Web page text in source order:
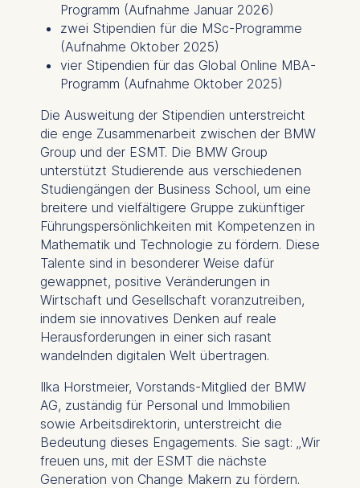
Programm (Aufnahme Januar 2026)
zwei Stipendien für die MSc-Programme
(Aufnahme Oktober 2025)
vier Stipendien für das Global Online MBA-
Programm (Aufnahme Oktober 2025)
Die Ausweitung der Stipendien unterstreicht
die enge Zusammenarbeit zwischen der BMW
Group und der ESMT. Die BMW Group
unterstützt Studierende aus verschiedenen
Studiengängen der Business School, um eine
breitere und vielfältigere Gruppe zukünftiger
Führungspersönlichkeiten mit Kompetenzen in
Mathematik und Technologie zu fördern. Diese
Talente sind in besonderer Weise dafür
gewappnet, positive Veränderungen in
Wirtschaft und Gesellschaft voranzutreiben,
indem sie innovatives Denken auf reale
Herausforderungen in einer sich rasant
wandelnden digitalen Welt übertragen.
Ilka Horstmeier, Vorstands-Mitglied der BMW
AG, zuständig für Personal und Immobilien
sowie Arbeitsdirektorin, unterstreicht die
Bedeutung dieses Engagements. Sie sagt: „ Wir
freuen uns, mit der ESMT die nächste
Generation von Change Makern zu fördern.